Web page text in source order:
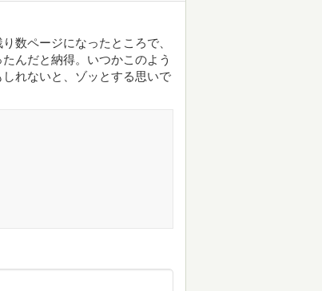
数ページになったところで、
んだと納得。いつかこのよう
れないと、ゾッとする思いで